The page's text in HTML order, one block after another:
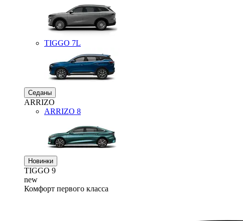
TIGGO 7L
Седаны
ARRIZO
ARRIZO 8
Новинки
TIGGO 9
new
Комфорт первого класса